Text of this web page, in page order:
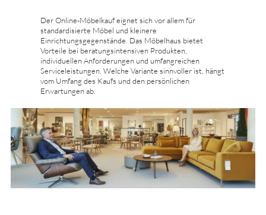
Der Online-Möbelkauf eignet sich vor allem für
standardisierte Möbel und kleinere
Einrichtungsgegenstände. Das Möbelhaus bietet
Vorteile bei beratungsintensiven Produkten,
individuellen Anforderungen und umfangreichen
Serviceleistungen. Welche Variante sinnvoller ist, hängt
vom Umfang des Kaufs und den persönlichen
Erwartungen ab.